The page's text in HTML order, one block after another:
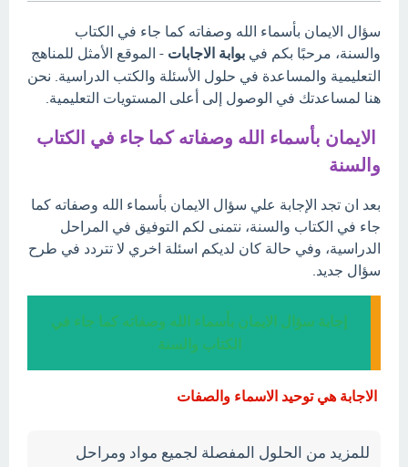
سؤال الايمان بأسماء الله وصفاته كما جاء في الكتاب
والسنة، مرحبًا بكم في بوابة الاجابات - الموقع الأمثل للمناهج
التعليمية والمساعدة في حلول الأسئلة والكتب الدراسية. نحن
هنا لمساعدتك في الوصول إلى أعلى المستويات التعليمية.
الايمان بأسماء الله وصفاته كما جاء في الكتاب
والسنة
بعد ان تجد الإجابة علي سؤال الايمان بأسماء الله وصفاته كما
جاء في الكتاب والسنة، نتمنى لكم التوفيق في المراحل
الدراسية، وفي حالة كان لديكم اسئلة اخري لا تتردد في طرح
سؤال جديد.
إجابة سؤال الايمان بأسماء الله وصفاته كما جاء في
الكتاب والسنة
الاجابة هي توحيد الاسماء والصفات
للمزيد من الحلول المفصلة لجميع مواد ومراحل